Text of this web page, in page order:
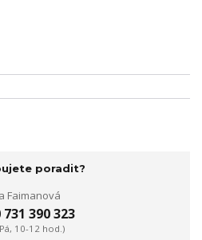
poradit?
Faimanová
731 390 323
10-12 hod.)